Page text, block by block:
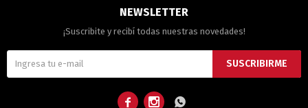
NEWSLETTER
¡Suscribite y recibí todas nuestras novedades!
SUSCRIBIRME
  